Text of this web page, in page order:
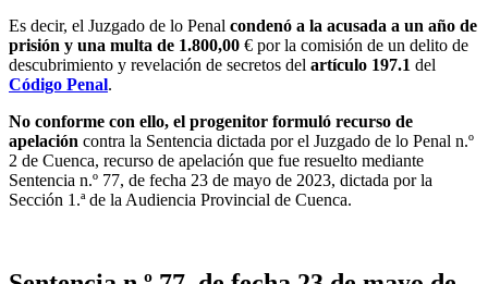
Es decir, el Juzgado de lo Penal condenó a la acusada a un año de
prisión y una multa de 1.800,00 € por la comisión de un delito de
descubrimiento y revelación de secretos del artículo 197.1 del
Código Penal.
No conforme con ello, el progenitor formuló recurso de
apelación contra la Sentencia dictada por el Juzgado de lo Penal n.º
2 de Cuenca, recurso de apelación que fue resuelto mediante
Sentencia n.º 77, de fecha 23 de mayo de 2023, dictada por la
Sección 1.ª de la Audiencia Provincial de Cuenca.